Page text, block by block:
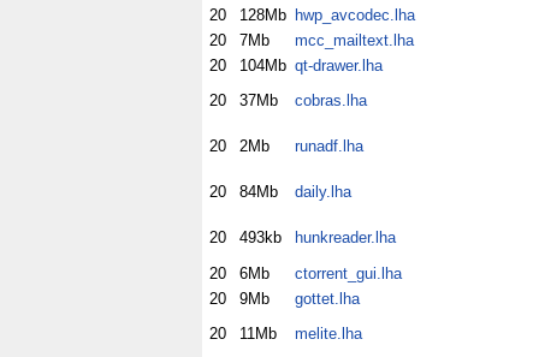
20
128Mb hwp_avcodec.lha
20
7Mb
mcc_mailtext.lha
20
104Mb qt-drawer.lha
20
37Mb cobras.lha
20 2Mb runadf.lha
20 84Mb daily.lha
20 493kb
hunkreader.lha
20
6Mb
ctorrent_gui.lha
20
9Mb
gottet.lha
20
11Mb
melite.lha